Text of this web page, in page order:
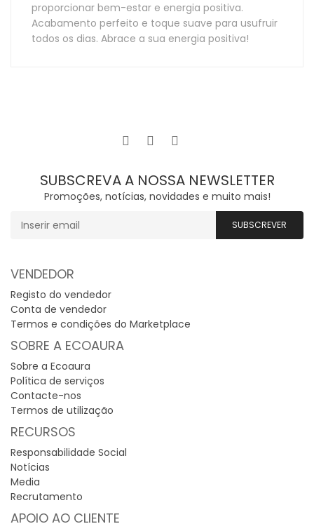
proporcionar bem-estar e energia positiva.
Acabamento perfeito e toque suave para usufruir
todos os dias. Abrace a sua energia positiva!
SUBSCREVA A NOSSA NEWSLETTER
Promoções, notícias, novidades e muito mais!
VENDEDOR
Registo do vendedor
Conta de vendedor
Termos e condições do Marketplace
SOBRE A ECOAURA
Sobre a Ecoaura
Política de serviços
Contacte-nos
Termos de utilização
RECURSOS
Responsabilidade Social
Notícias
Media
Recrutamento
APOIO AO CLIENTE